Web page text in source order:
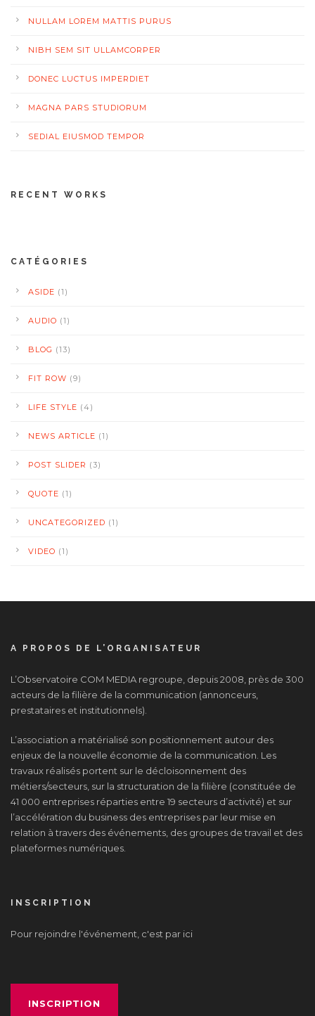
NULLAM LOREM MATTIS PURUS
NIBH SEM SIT ULLAMCORPER
DONEC LUCTUS IMPERDIET
MAGNA PARS STUDIORUM
SEDIAL EIUSMOD TEMPOR
RECENT WORKS
CATÉGORIES
ASIDE (1)
AUDIO (1)
BLOG (13)
FIT ROW (9)
LIFE STYLE (4)
NEWS ARTICLE (1)
POST SLIDER (3)
QUOTE (1)
UNCATEGORIZED (1)
VIDEO (1)
A PROPOS DE L’ORGANISATEUR
L’Observatoire COM MEDIA regroupe, depuis 2008, près de 300
acteurs de la filière de la communication (annonceurs,
prestataires et institutionnels).
L’association a matérialisé son positionnement autour des
enjeux de la nouvelle économie de la communication. Les
travaux réalisés portent sur le décloisonnement des
métiers/secteurs, sur la structuration de la filière (constituée de
41 000 entreprises réparties entre 19 secteurs d’activité) et sur
l’accélération du business des entreprises par leur mise en
relation à travers des événements, des groupes de travail et des
plateformes numériques.
INSCRIPTION
Pour rejoindre l'événement, c'est par ici
INSCRIPTION